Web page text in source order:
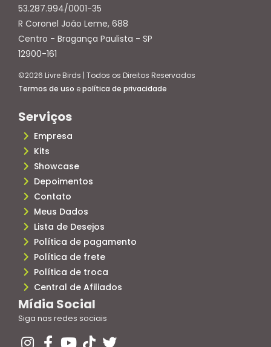
53.287.994/0001-35
R Coronel João Leme, 688
Centro - Bragança Paulista - SP
12900-161
©2026 Livre Birds | Todos os Direitos Reservados
Termos de uso epolítica de privacidade
Serviços
Empresa
Kits
Showcase
Depoimentos
Contato
Meus Dados
Lista de Desejos
Política de pagamento
Política de frete
Política de troca
Central de Afiliados
Mídia Social
Siga nas redes sociais